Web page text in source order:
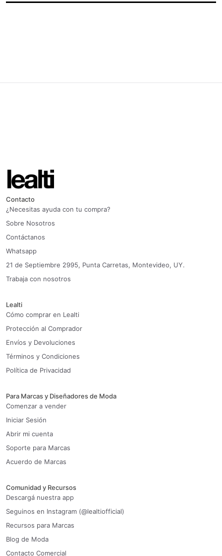
Contacto
¿Necesitas ayuda con tu compra?
Sobre Nosotros
Contáctanos
Whatsapp
21 de Septiembre 2995, Punta Carretas, Montevideo, UY.
Trabaja con nosotros
Lealti
Cómo comprar en Lealti
Protección al Comprador
Envíos y Devoluciones
Términos y Condiciones
Política de Privacidad
Para Marcas y Diseñadores de Moda
Comenzar a vender
Iniciar Sesión
Abrir mi cuenta
Soporte para Marcas
Acuerdo de Marcas
Comunidad y Recursos
Descargá nuestra app
Seguinos en Instagram (@lealtiofficial)
Recursos para Marcas
Blog de Moda
Contacto Comercial